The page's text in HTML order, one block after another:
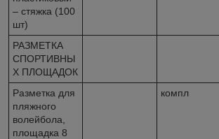
– стяжка (100
шт)
РАЗМЕТКА
СПОРТИВНЫ
Х ПЛОЩАДОК
Разметка для
пляжного
волейбола,
площадка 8
компл